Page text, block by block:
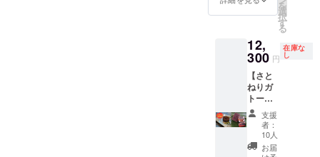
糖 ・原
材料：
きび(宮
崎県産)
・賞味
期限：
製造後
１年(お
届けす
る製品
のラベ
ルに記
載して
味わう
ことが
できま
す(まか
ないも
あるか
もしれ
ませ
ん。)！
セット
す。そ
の場で
べられ
ないと
れたて
のさと
うきび
を食べ
られる
ほか、
しぼり
たてフ
を
選
択
す
る
12,
300 円
在庫な
し
【さと
ねりガ
トー
ショコ
ラ＆黒
砂糖
450g】
支援
者：
10人
お届